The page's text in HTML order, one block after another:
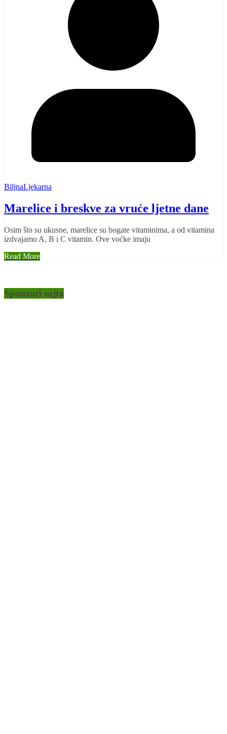
BiljnaLjekarna
Marelice i breskve za vruće ljetne dane
Osim što su ukusne, marelice su bogate vitaminima, a od vitamina
izdvajamo A, B i C vitamin. Ove voćke imaju
Read More
Sponzori sajta